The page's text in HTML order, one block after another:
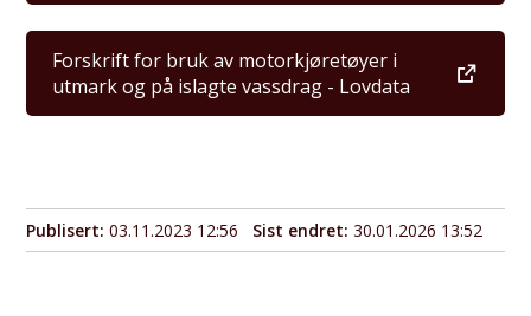
Forskrift for bruk av motorkjøretøyer i
utmark og på islagte vassdrag - Lovdata
Publisert 03.11.2023 12:56 Sist endret 30.01.2026 13:52